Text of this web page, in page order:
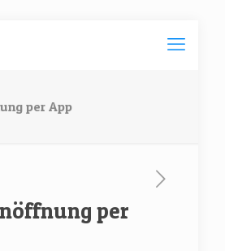
per App
per